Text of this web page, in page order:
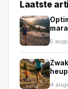
Laatste
5
4